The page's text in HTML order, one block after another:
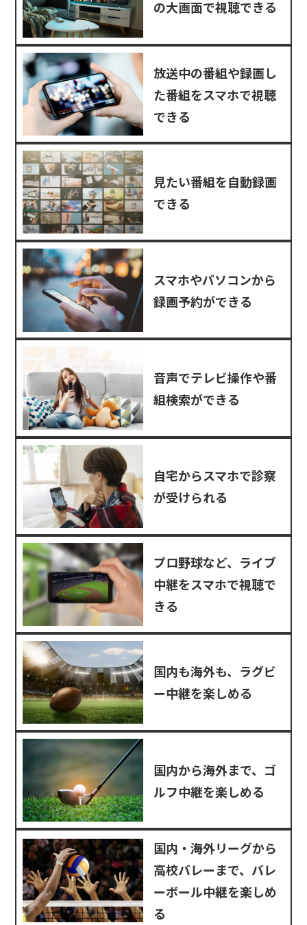
の大画面で視聴できる
放送中の番組や録画し
た番組をスマホで視聴
できる
見たい番組を自動録画
できる
スマホやパソコンから
録画予約ができる
音声でテレビ操作や番
組検索ができる
自宅からスマホで診察
が受けられる
プロ野球など、ライブ
中継をスマホで視聴で
きる
国内も海外も、ラグビ
ー中継を楽しめる
国内から海外まで、ゴ
ルフ中継を楽しめる
国内・海外リーグから
高校バレーまで、バレ
ーボール中継を楽しめ
る